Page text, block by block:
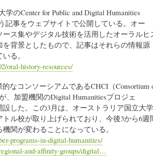
のCenter for Public and Digital Humanities
記事をウェブサイトで公開している。オー
ス集やデジタル技術を活用したオーラルヒ
を背景としたもので、記事はそれらの情報源
る。
oral-history-resources/
なコンソーシアムであるCHCI（Consortium
、加盟機関のDigital Humanitiesプロジェ
した。この3月は、オーストラリア国立大
ル校が取り上げられており、今後3から6週
関が変わることになっている。
programs-in-digital-humanities/
and-affinity-groups/digital…